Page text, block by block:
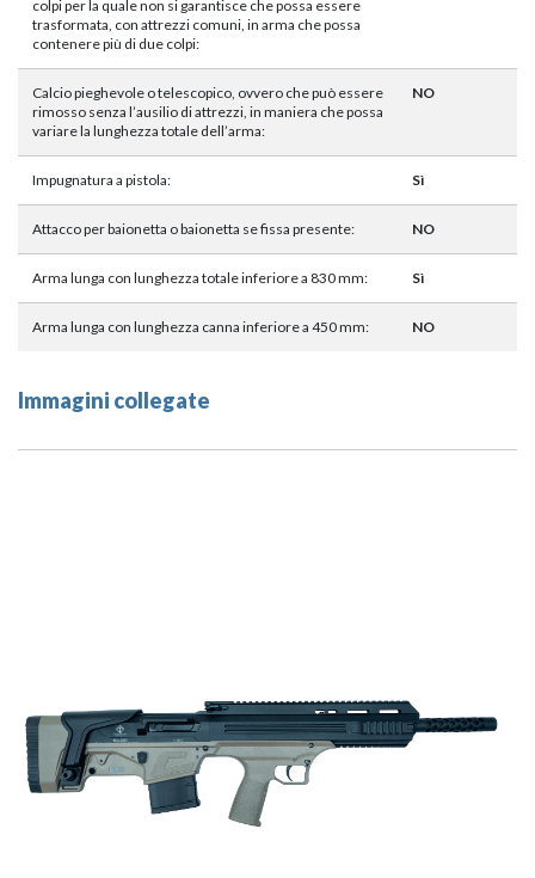
colpi per la quale non si garantisce che possa essere
trasformata, con attrezzi comuni, in arma che possa
contenere più di due colpi:
Calcio pieghevole o telescopico, ovvero che può essere
rimosso senza l’ausilio di attrezzi, in maniera che possa
variare la lunghezza totale dell’arma:
NO
Impugnatura a pistola: Sì
Attacco per baionetta o baionetta se fissa presente: NO
Arma lunga con lunghezza totale inferiore a 830 mm: Sì
Arma lunga con lunghezza canna inferiore a 450 mm: NO
Immagini collegate